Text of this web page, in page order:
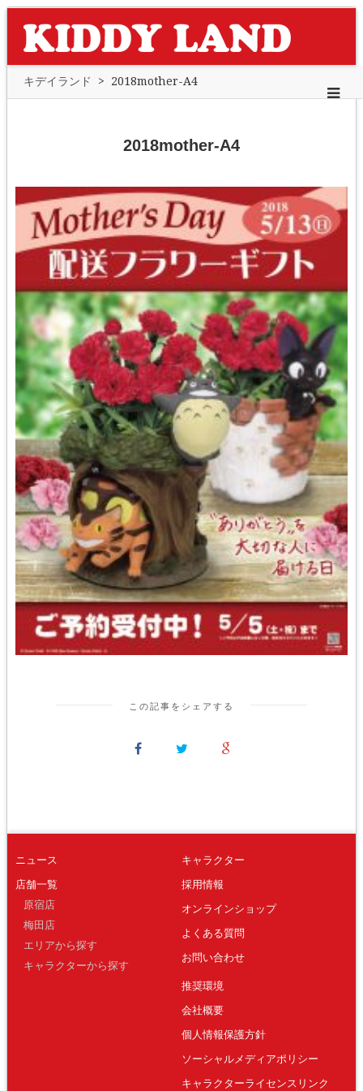
キデイランド > 2018mother-A4
2018mother-A4
この記事をシェアする
ニュース
店舗一覧
原宿店
梅田店
エリアから探す
キャラクターから探す
キャラクター
採用情報
オンラインショップ
よくある質問
お問い合わせ
推奨環境
会社概要
個人情報保護方針
ソーシャルメディアポリシー
キャラクターライセンスリンク